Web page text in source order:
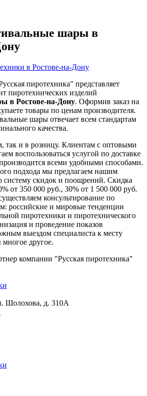
шары в
в Ростове-на-Дону
пиротехника" представляет
пиротехнических изделий
в Ростове-на-Дону. Оформив заказ на
товары по ценам производителя.
шары отвечает всем стандартам
качества.
так и в розницу. Клиентам с оптовыми
воспользоваться услугой по доставке
всеми удобными способами.
подхода мы предлагаем нашим
систему скидок и поощрений. Скидка
от 350 000 руб., 30% от 1 500 000 руб.
консультирование по
российские и мировые тенденции
пиротехники и пиротехнического
и проведение показов
выездом специалиста к месту
многое другое.
Шолохова, д. 310А